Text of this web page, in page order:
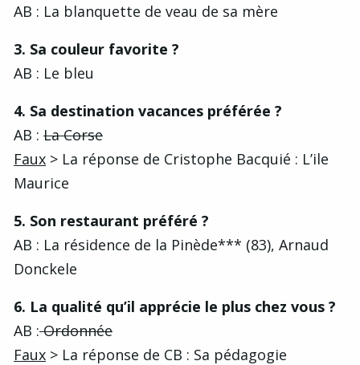
AB : La blanquette de veau de sa mère
3. Sa couleur favorite ?
AB : Le bleu
4. Sa destination vacances préférée ?
AB : La Corse
Faux > La réponse de Cristophe Bacquié : L’ile
Maurice
5. Son restaurant préféré ?
AB : La résidence de la Pinède*** (83), Arnaud
Donckele
6. La qualité qu’il apprécie le plus chez vous ?
AB :Ordonnée
Faux > La réponse de CB : Sa pédagogie